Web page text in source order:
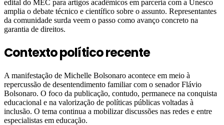
edital do MEC para artigos acadêmicos em parceria com a Unesco
amplia o debate técnico e científico sobre o assunto. Representantes
da comunidade surda veem o passo como avanço concreto na
garantia de direitos.
Contexto político recente
A manifestação de Michelle Bolsonaro acontece em meio à
repercussão de desentendimento familiar com o senador Flávio
Bolsonaro. O foco da publicação, contudo, permanece na conquista
educacional e na valorização de políticas públicas voltadas à
inclusão. O tema continua a mobilizar discussões nas redes e entre
especialistas em educação.